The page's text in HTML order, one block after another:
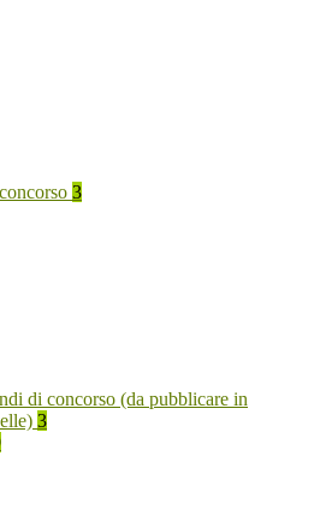
3
di concorso (da pubblicare in
3